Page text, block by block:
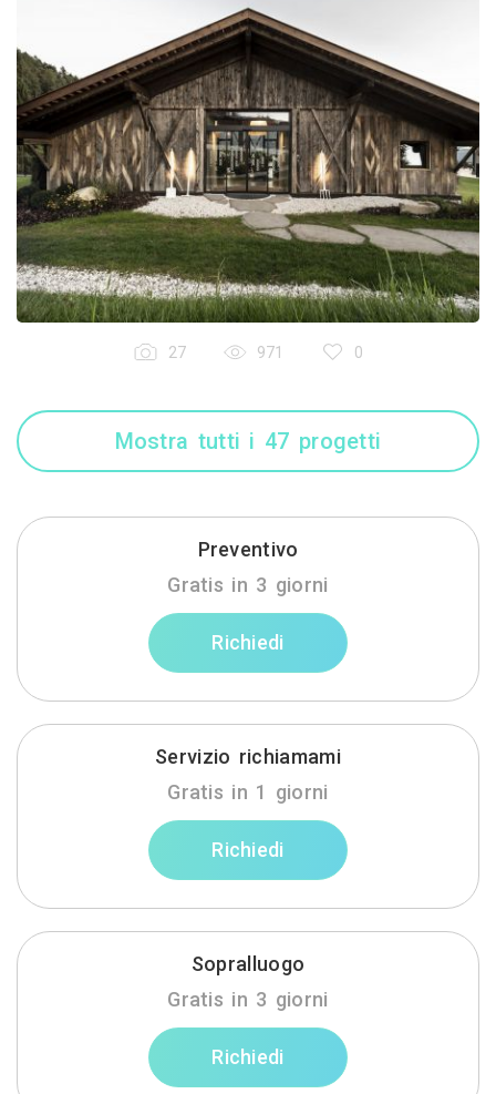
27 971 0
Mostra tutti i 47 progetti
Preventivo
Gratis in 3 giorni
Richiedi
Servizio richiamami
Gratis in 1 giorni
Richiedi
Sopralluogo
Gratis in 3 giorni
Richiedi